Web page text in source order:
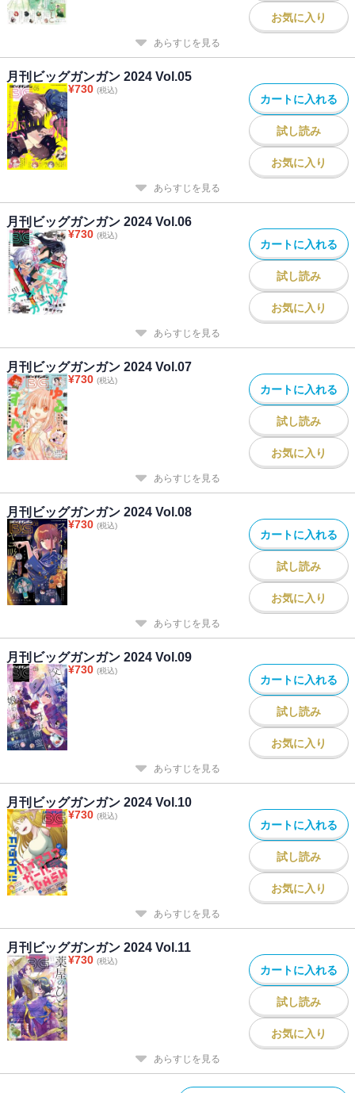
お気に入り
あらすじを見る
月刊ビッグガンガン 2024 Vol.05
¥730 (税込)
カートに入れる
試し読み
お気に入り
あらすじを見る
月刊ビッグガンガン 2024 Vol.06
¥730 (税込)
カートに入れる
試し読み
お気に入り
あらすじを見る
月刊ビッグガンガン 2024 Vol.07
¥730 (税込)
カートに入れる
試し読み
お気に入り
あらすじを見る
月刊ビッグガンガン 2024 Vol.08
¥730 (税込)
カートに入れる
試し読み
お気に入り
あらすじを見る
月刊ビッグガンガン 2024 Vol.09
¥730 (税込)
カートに入れる
試し読み
お気に入り
あらすじを見る
月刊ビッグガンガン 2024 Vol.10
¥730 (税込)
カートに入れる
試し読み
お気に入り
あらすじを見る
月刊ビッグガンガン 2024 Vol.11
¥730 (税込)
カートに入れる
試し読み
お気に入り
あらすじを見る